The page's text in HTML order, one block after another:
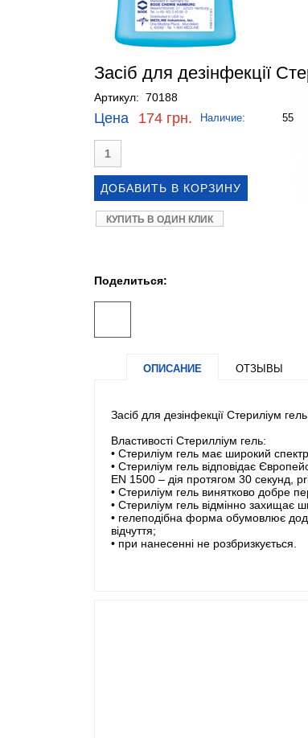
Засіб для дезінфекції
Артикул: 70188
Цена 174 грн. Наличие: 55
КУПИТЬ В ОДИН КЛИК
Поделиться:
ОПИСАНИЕ ОТЗЫВЫ
Засіб для дезінфекції Стериліум
Властивості Стерилліум гель:
• Стериліум гель має широкий спектр
• Стериліум гель відповідає
EN 1500 – дія протягом 30 секунд,
• Стериліум гель винятково добре
• Стериліум гель відмінно захищає
• гелеподібна форма обумовлює
відчуття;
• при нанесенні не розбризкується.